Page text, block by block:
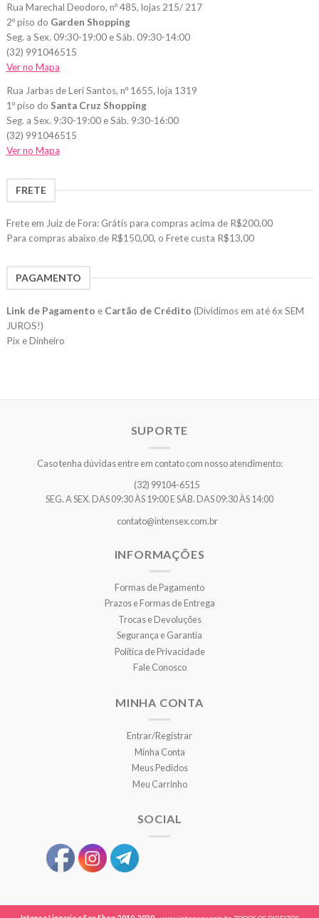
Rua Marechal Deodoro, nº 485, lojas 215/ 217
2º piso do Garden Shopping
Seg. a Sex. 09:30-19:00 e Sáb. 09:30-14:00
(32) 991046515
Ver no Mapa
Rua Jarbas de Leri Santos, nº 1655, loja 1319
1º piso do Santa Cruz Shopping
Seg. a Sex. 9:30-19:00 e Sáb. 9:30-16:00
(32) 991046515
Ver no Mapa
FRETE
Frete em Juiz de Fora: Grátis para compras acima de R$200,00
Para compras abaixo de R$150,00, o Frete custa R$13,00
PAGAMENTO
Link de Pagamento e Cartão de Crédito (Dividimos em até 6x SEM
JUROS!)
Pix e Dinheiro
SUPORTE
Caso tenha dúvidas entre em contato com nosso atendimento:
(32) 99104-6515
SEG. A SEX. DAS 09:30 ÀS 19:00 E SÁB. DAS 09:30 ÀS 14:00
contato@intensex.com.br
INFORMAÇÕES
Formas de Pagamento
Prazos e Formas de Entrega
Trocas e Devoluções
Segurança e Garantia
Política de Privacidade
Fale Conosco
MINHA CONTA
Entrar/Registrar
Minha Conta
Meus Pedidos
Meu Carrinho
SOCIAL